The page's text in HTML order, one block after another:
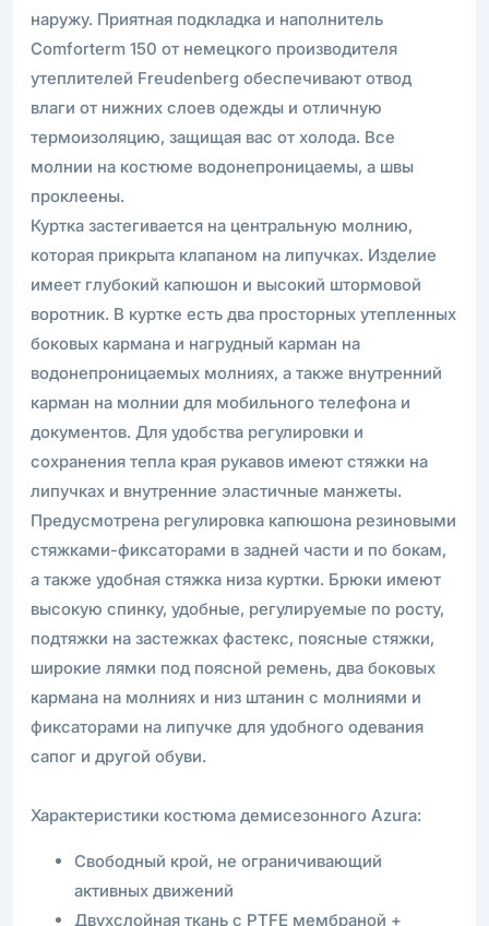
наружу. Приятная подкладка и наполнитель
Comforterm 150 от немецкого производителя
утеплителей Freudenberg обеспечивают отвод
влаги от нижних слоев одежды и отличную
термоизоляцию, защищая вас от холода. Все
молнии на костюме водонепроницаемы, а швы
проклеены.
Куртка застегивается на центральную молнию,
которая прикрыта клапаном на липучках. Изделие
имеет глубокий капюшон и высокий штормовой
воротник. В куртке есть два просторных утепленных
боковых кармана и нагрудный карман на
водонепроницаемых молниях, а также внутренний
карман на молнии для мобильного телефона и
документов. Для удобства регулировки и
сохранения тепла края рукавов имеют стяжки на
липучках и внутренние эластичные манжеты.
Предусмотрена регулировка капюшона резиновыми
стяжками-фиксаторами в задней части и по бокам,
а также удобная стяжка низа куртки. Брюки имеют
высокую спинку, удобные, регулируемые по росту,
подтяжки на застежках фастекс, поясные стяжки,
широкие лямки под поясной ремень, два боковых
кармана на молниях и низ штанин с молниями и
фиксаторами на липучке для удобного одевания
сапог и другой обуви.
Характеристики костюма демисезонного Azura:
Свободный крой, не ограничивающий
активных движений
Двухслойная ткань с PTFE мембраной +